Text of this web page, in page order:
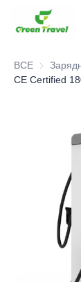
ВСЕ
Новости и